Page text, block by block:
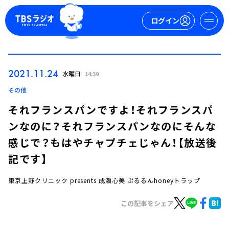
ログイン
今日の番組表
2021.11.24 水曜日 14:39
その他
それフランスパンですよ！それフランスパ
ンなのに？それフランスパンなのにそんな
感じで？もはやチャプチェじゃん！【放送後
記です】
東京上野クリニック presents 成瀬心美 ぷるるんhoneyトラップ
この記事をシェア